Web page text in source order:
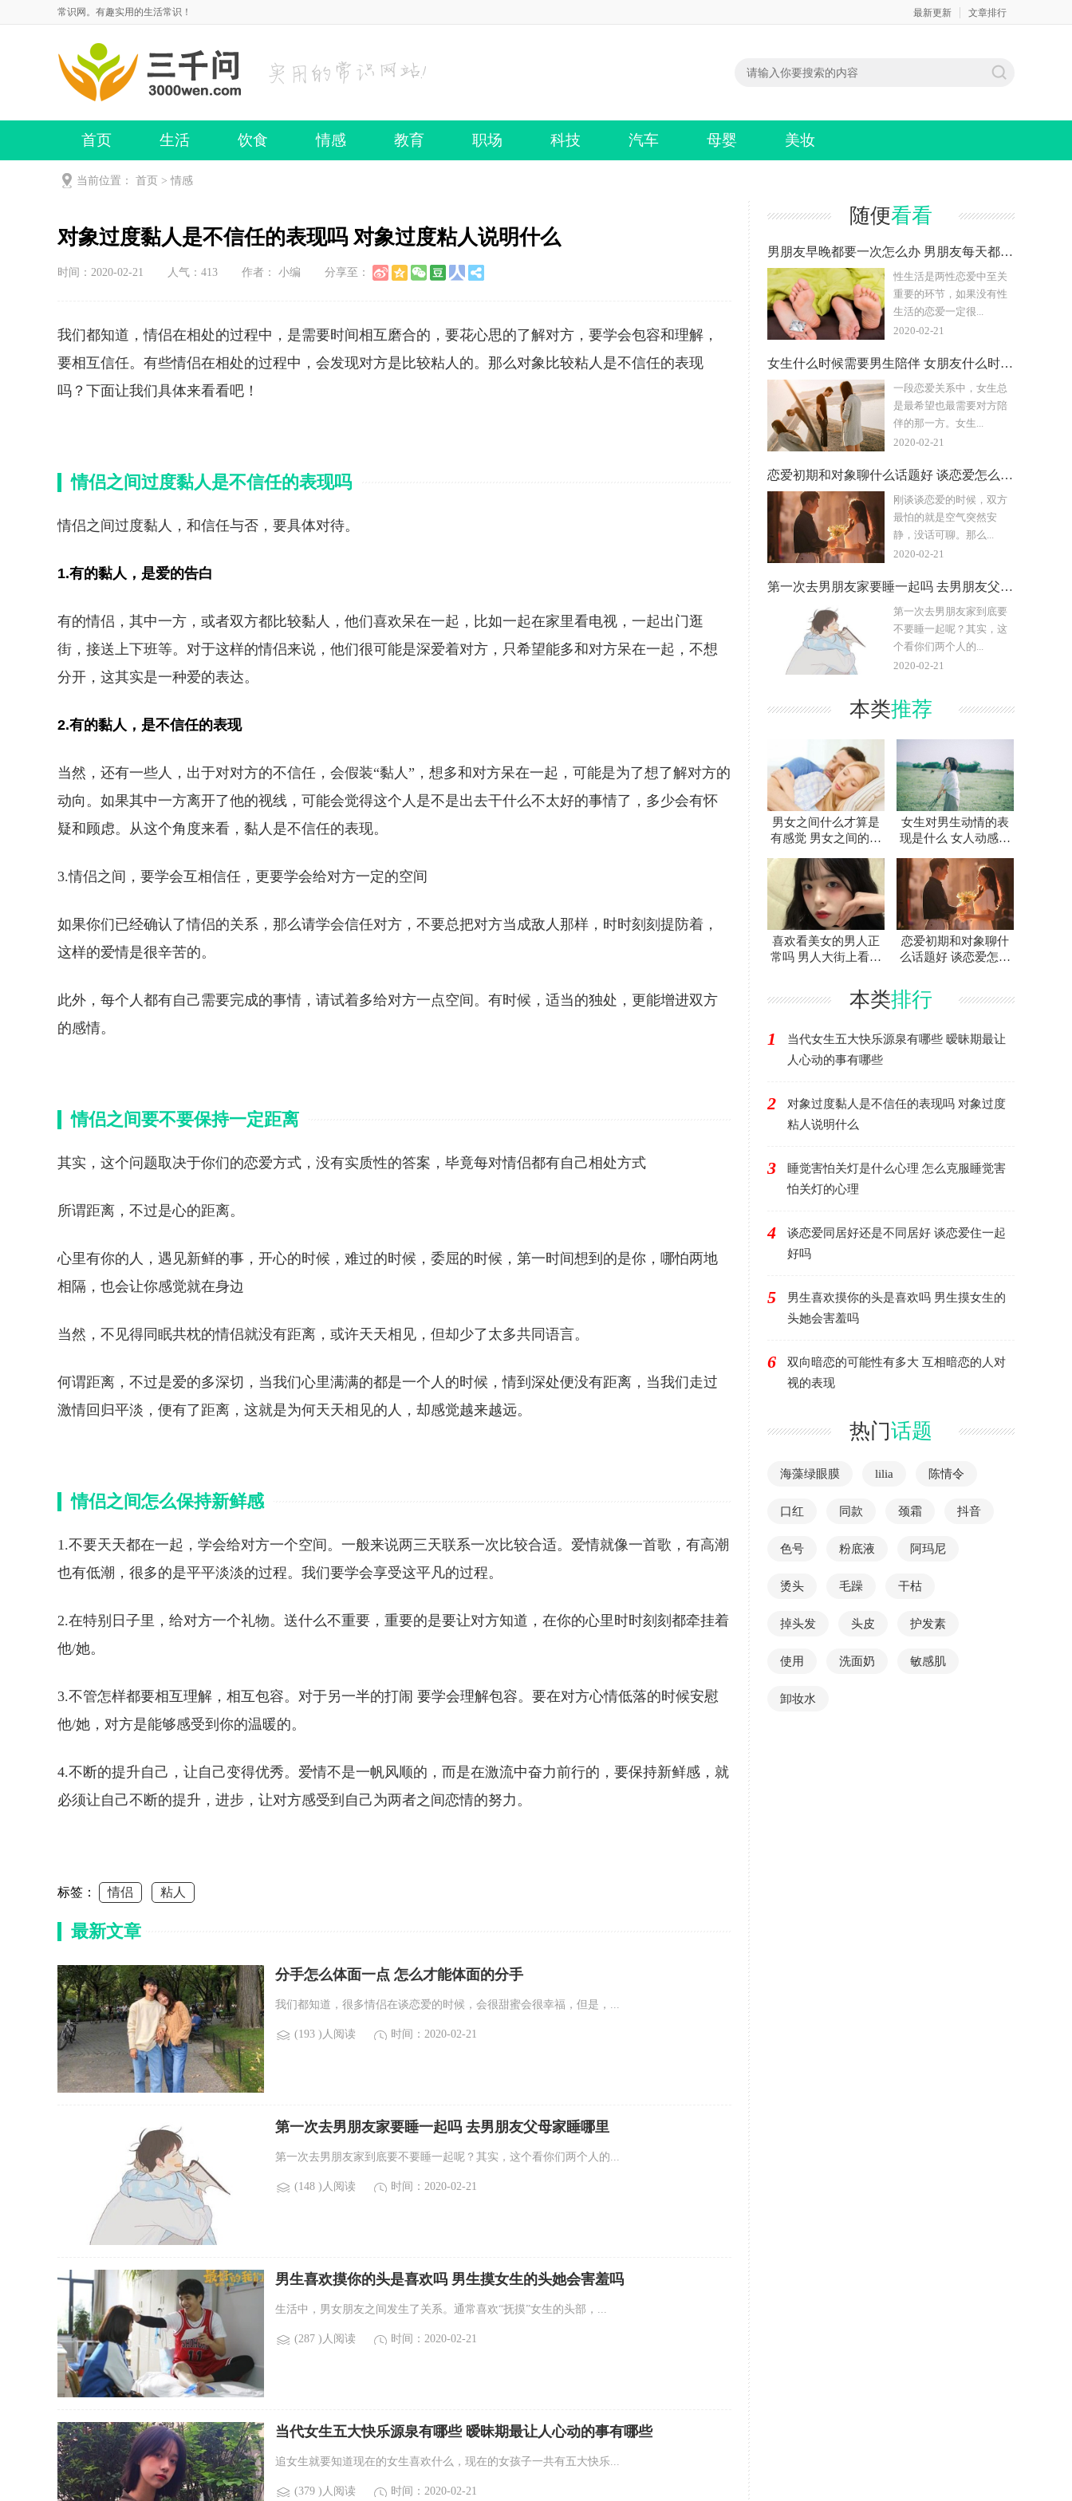
常识网。有趣实用的生活常识！ 最新更新 文章排行
首页 生活 饮食 情感 教育 职场 科技 汽车 母婴 美妆
当前位置： 首页 > 情感
对象过度黏人是不信任的表现吗 对象过度粘人说明什么
时间：2020-02-21 人气： 413 作者： 小编 分享至：
我们都知道，情侣在相处的过程中，是需要时间相互磨合的，要花心思的了解对方，要学会包容和理解，
要相互信任。有些情侣在相处的过程中，会发现对方是比较粘人的。那么对象比较粘人是不信任的表现
吗？下面让我们具体来看看吧！
情侣之间过度黏人是不信任的表现吗
情侣之间过度黏人，和信任与否，要具体对待。
1.有的黏人，是爱的告白
有的情侣，其中一方，或者双方都比较黏人，他们喜欢呆在一起，比如一起在家里看电视，一起出门逛
街，接送上下班等。对于这样的情侣来说，他们很可能是深爱着对方，只希望能多和对方呆在一起，不想
分开，这其实是一种爱的表达。
2.有的黏人，是不信任的表现
当然，还有一些人，出于对对方的不信任，会假装“黏人”，想多和对方呆在一起，可能是为了想了解对方的
动向。如果其中一方离开了他的视线，可能会觉得这个人是不是出去干什么不太好的事情了，多少会有怀
疑和顾虑。从这个角度来看，黏人是不信任的表现。
3.情侣之间，要学会互相信任，更要学会给对方一定的空间
如果你们已经确认了情侣的关系，那么请学会信任对方，不要总把对方当成敌人那样，时时刻刻提防着，
这样的爱情是很辛苦的。
此外，每个人都有自己需要完成的事情，请试着多给对方一点空间。有时候，适当的独处，更能增进双方
的感情。
情侣之间要不要保持一定距离
其实，这个问题取决于你们的恋爱方式，没有实质性的答案，毕竟每对情侣都有自己相处方式
所谓距离，不过是心的距离。
心里有你的人，遇见新鲜的事，开心的时候，难过的时候，委屈的时候，第一时间想到的是你，哪怕两地
相隔，也会让你感觉就在身边
当然，不见得同眠共枕的情侣就没有距离，或许天天相见，但却少了太多共同语言。
何谓距离，不过是爱的多深切，当我们心里满满的都是一个人的时候，情到深处便没有距离，当我们走过
激情回归平淡，便有了距离，这就是为何天天相见的人，却感觉越来越远。
情侣之间怎么保持新鲜感
1.不要天天都在一起，学会给对方一个空间。一般来说两三天联系一次比较合适。爱情就像一首歌，有高潮
也有低潮，很多的是平平淡淡的过程。我们要学会享受这平凡的过程。
2.在特别日子里，给对方一个礼物。送什么不重要，重要的是要让对方知道，在你的心里时时刻刻都牵挂着
他/她。
3.不管怎样都要相互理解，相互包容。对于另一半的打闹 要学会理解包容。要在对方心情低落的时候安慰
他/她，对方是能够感受到你的温暖的。
4.不断的提升自己，让自己变得优秀。爱情不是一帆风顺的，而是在激流中奋力前行的，要保持新鲜感，就
必须让自己不断的提升，进步，让对方感受到自己为两者之间恋情的努力。
标签： 情侣 粘人
最新文章
分手怎么体面一点 怎么才能体面的分手
我们都知道，很多情侣在谈恋爱的时候，会很甜蜜会很幸福，但是，...
(193 )人阅读 时间：2020-02-21
第一次去男朋友家要睡一起吗 去男朋友父母家睡哪里
第一次去男朋友家到底要不要睡一起呢？其实，这个看你们两个人的...
(148 )人阅读 时间：2020-02-21
男生喜欢摸你的头是喜欢吗 男生摸女生的头她会害羞吗
生活中，男女朋友之间发生了关系。通常喜欢“抚摸”女生的头部，...
(287 )人阅读 时间：2020-02-21
当代女生五大快乐源泉有哪些 暧昧期最让人心动的事有哪些
追女生就要知道现在的女生喜欢什么，现在的女孩子一共有五大快乐...
(379 )人阅读 时间：2020-02-21
随便看看
男朋友早晚都要一次怎么办 男朋友每天都要吃不消能拒绝吗
性生活是两性恋爱中至关
重要的环节，如果没有性
生活的恋爱一定很...
2020-02-21
女生什么时候需要男生陪伴 女朋友什么时候会最需要我
一段恋爱关系中，女生总
是最希望也最需要对方陪
伴的那一方。女生...
2020-02-21
恋爱初期和对象聊什么话题好 谈恋爱怎么聊天不会冷场
刚谈谈恋爱的时候，双方
最怕的就是空气突然安
静，没话可聊。那么...
2020-02-21
第一次去男朋友家要睡一起吗 去男朋友父母家睡哪里
第一次去男朋友家到底要
不要睡一起呢？其实，这
个看你们两个人的...
2020-02-21
本类推荐
男女之间什么才算是
有感觉 男女之间的有
女生对男生动情的表
现是什么 女人动感情
喜欢看美女的男人正
常吗 男人大街上看美
恋爱初期和对象聊什
么话题好 谈恋爱怎么
本类排行
1
当代女生五大快乐源泉有哪些 暧昧期最让
人心动的事有哪些
2
对象过度黏人是不信任的表现吗 对象过度
粘人说明什么
3
睡觉害怕关灯是什么心理 怎么克服睡觉害
怕关灯的心理
4
谈恋爱同居好还是不同居好 谈恋爱住一起
好吗
5
男生喜欢摸你的头是喜欢吗 男生摸女生的
头她会害羞吗
6
双向暗恋的可能性有多大 互相暗恋的人对
视的表现
热门话题
海藻绿眼膜 lilia 陈情令
口红 同款 颈霜 抖音
色号 粉底液 阿玛尼
烫头 毛躁 干枯
掉头发 头皮 护发素
使用 洗面奶 敏感肌
卸妆水